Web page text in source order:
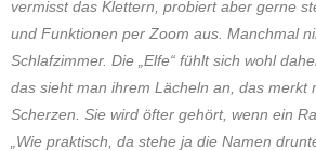
vermisst das Klettern, probiert aber gerne
und Funktionen per Zoom aus. Manchmal
Schlafzimmer. Die „Elfe“ fühlt sich wohl
das sieht man ihrem Lächeln an, das merkt
Scherzen. Sie wird öfter gehört, wenn ein
„Wie praktisch, da stehe ja die Namen